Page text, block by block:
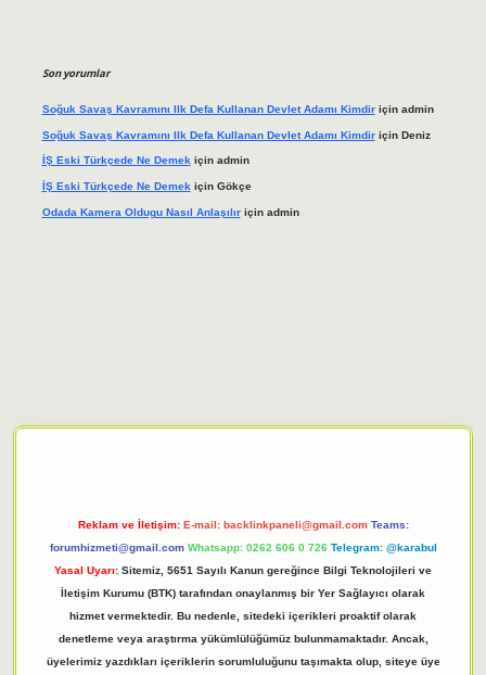
Son yorumlar
Soğuk Savaş Kavramını Ilk Defa Kullanan Devlet Adamı Kimdiriçin admin
Soğuk Savaş Kavramını Ilk Defa Kullanan Devlet Adamı Kimdiriçin Deniz
İŞ Eski Türkçede Ne Demekiçin admin
İŞ Eski Türkçede Ne Demek için Gökçe
Odada Kamera Oldugu Nasıl Anlaşılıriçin admin
Reklam ve İletişim: E-mail: backlinkpaneli@gmail.com Teams:
forumhizmeti@gmail.com Whatsapp: 0262 606 0 726 Telegram: @karabul
Yasal Uyarı: Sitemiz, 5651 Sayılı Kanun gereğince Bilgi Teknolojileri ve
İletişim Kurumu (BTK) tarafından onaylanmış bir Yer Sağlayıcı olarak
hizmet vermektedir. Bu nedenle, sitedeki içerikleri proaktif olarak
denetleme veya araştırma yükümlülüğümüz bulunmamaktadır. Ancak,
üyelerimiz yazdıkları içeriklerin sorumluluğunu taşımakta olup, siteye üye